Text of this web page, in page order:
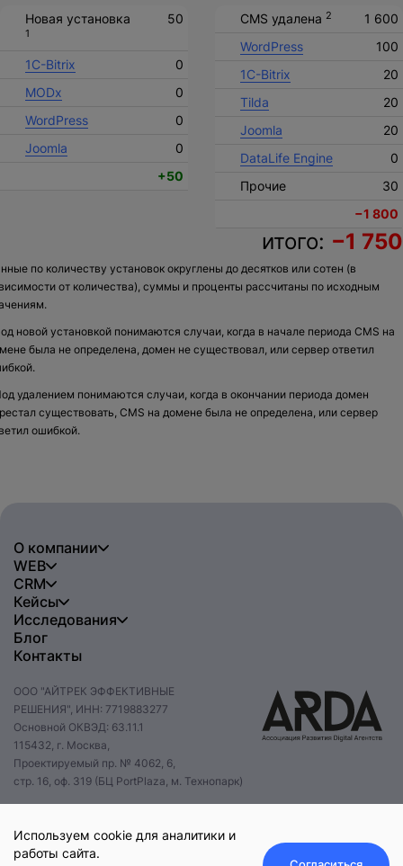
Новая установка
1
50
1C-Bitrix
0
MODx
0
WordPress
0
Joomla
0
+50
CMS удалена 2
1 600
WordPress
100
1C-Bitrix
20
Tilda
20
Joomla
20
DataLife Engine
0
Прочие
30
−1 800
итого: −1 750
по количеству установок округлены до десятков или сотен (в
от количества), суммы и проценты рассчитаны по исходным
новой установкой понимаются случаи, когда в начале периода CMS на
была не определена, домен не существовал, или сервер ответил
удалением понимаются случаи, когда в окончании периода домен
существовать, CMS на домене была не определена, или сервер
ошибкой.
О компании
WEB
CRM
Кейсы
Исследования
Блог
Контакты
ООО "АЙТРЕК ЭФФЕКТИВНЫЕ
РЕШЕНИЯ", ИНН: 7719883277
Основной ОКВЭД: 63.11.1
115432, г. Москва,
Проектируемый пр. № 4062, 6,
стр. 16, оф. 319 (БЦ PortPlaza, м. Технопарк)
+7 495 085 47 47
hello@itrack.ru
Используем cookie для аналитики и
работы сайта.